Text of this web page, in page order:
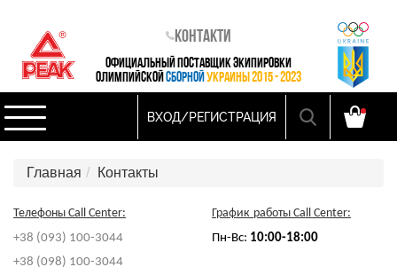
Контакти
ОФИЦИАЛЬНЫЙ ПОСТАВЩИК ЭКИПИРОВКИ
ОЛИМПИЙСКОЙ СБОРНОЙ УКРАИНЫ 2015 - 2023
ВХОД/РЕГИСТРАЦИЯ
Главная Контакты
Телефоны Call Center:
+38 (093) 100-3044
+38 (098) 100-3044
График работы Call Center:
Пн-Вс: 10:00-18:00